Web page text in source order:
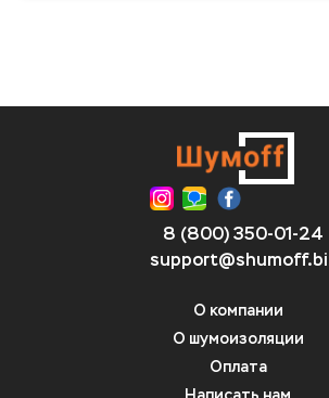
8 (800) 350-01-24
О компании
О шумоизоляции
Оплата